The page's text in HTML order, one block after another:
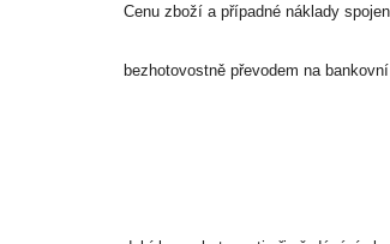
Cenu zboží a případné náklady
bezhotovostně převodem na